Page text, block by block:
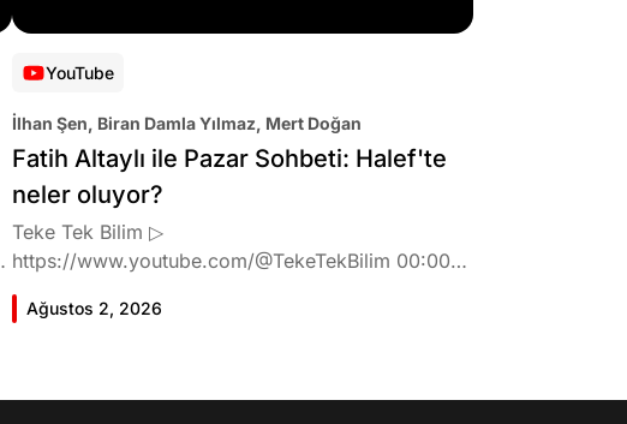
YouTube
İlhan Şen, Biran Damla Yılmaz, Mert Doğan
Fatih Altaylı ile Pazar Sohbeti: Halef'te
neler oluyor?
Teke Tek Bilim ▷
https://www.youtube.com/@TekeTekBilim 00:00
Giriş 02:46 Biran Damla Yılmaz dizi teklifi
geldiğinde neler hissetti? 05:41 Oynadığı role nasıl
neler kattı? 17:52 İlhan Şen, ayakkabı eleştirisinden
Ağustos 2, 2026